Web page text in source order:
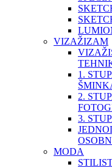
VIZAŽIZAM
1.
2.
3.
MODA